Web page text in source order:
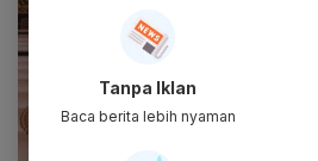
Tanpa Iklan
Baca berita lebih nyaman